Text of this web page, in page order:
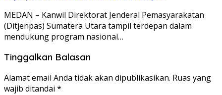
MEDAN – Kanwil Direktorat Jenderal Pemasyarakatan
(Ditjenpas) Sumatera Utara tampil terdepan dalam
mendukung program nasional…
Tinggalkan Balasan
Alamat email Anda tidak akan dipublikasikan. Ruas yang
wajib ditandai *